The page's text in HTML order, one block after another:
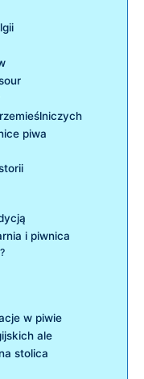
piwa
⁣i piwnica
w piwie
ale
stolica